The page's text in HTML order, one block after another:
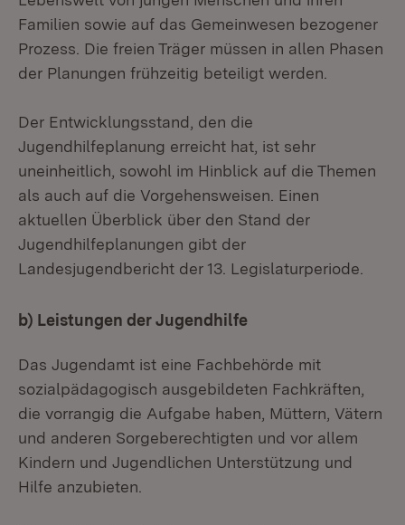
Familien sowie auf das Gemeinwesen bezogener
Prozess. Die freien Träger müssen in allen Phasen
der Planungen frühzeitig beteiligt werden.
Der Entwicklungsstand, den die
Jugendhilfeplanung erreicht hat, ist sehr
uneinheitlich, sowohl im Hinblick auf die Themen
als auch auf die Vorgehensweisen. Einen
aktuellen Überblick über den Stand der
Jugendhilfeplanungen gibt der
Landesjugendbericht der 13. Legislaturperiode.
b) Leistungen der Jugendhilfe
Das Jugendamt ist eine Fachbehörde mit
sozialpädagogisch ausgebildeten Fachkräften,
die vorrangig die Aufgabe haben, Müttern, Vätern
und anderen Sorgeberechtigten und vor allem
Kindern und Jugendlichen Unterstützung und
Hilfe anzubieten.